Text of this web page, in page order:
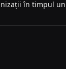
în timpul